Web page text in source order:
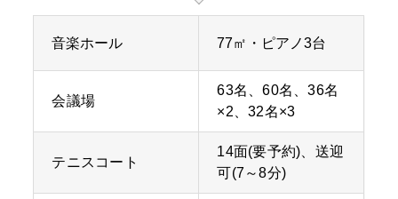
音楽ホール 77㎡・ピアノ3台
会議場
63名、60名、36名
×2、32名×3
テニスコート
14面(要予約)、送迎
可(7～8分)